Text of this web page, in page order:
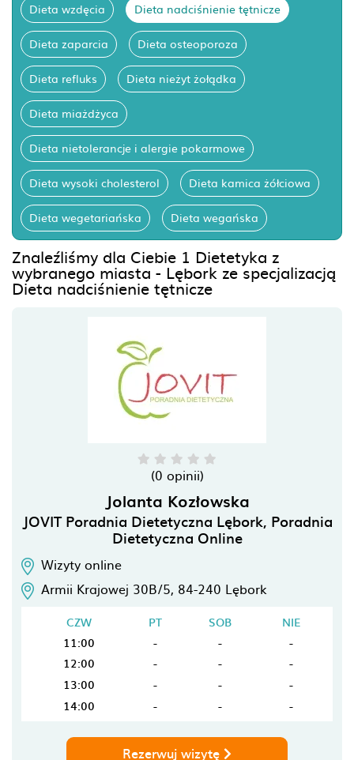
Dieta wzdęcia Dieta nadciśnienie tętnicze
Dieta zaparcia Dieta osteoporoza
Dieta refluks Dieta nieżyt żołądka
Dieta miażdżyca
Dieta nietolerancje i alergie pokarmowe
Dieta wysoki cholesterol Dieta kamica żółciowa
Dieta wegetariańska Dieta wegańska
Znaleźliśmy dla Ciebie 1 Dietetyka z
wybranego miasta - Lębork ze specjalizacją
Dieta nadciśnienie tętnicze
(0 opinii)
Jolanta Kozłowska
JOVIT Poradnia Dietetyczna Lębork, Poradnia
Dietetyczna Online
Wizyty online
Armii Krajowej 30B/5, 84-240 Lębork
CZW PT SOB
NIE
11:00
- -
-
12:00
- -
-
13:00
- -
-
14:00
- - -
Rezerwuj wizytę